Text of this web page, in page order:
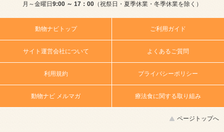
月～金曜日 9:00 ～ 17：00（祝祭日・夏季休業・冬季休業を除く）
動物ナビトップ ご利用ガイド
サイト運営会社について よくあるご質問
利用規約 プライバシーポリシー
動物ナビ メルマガ 療法食に関する取り組み
ページトップへ